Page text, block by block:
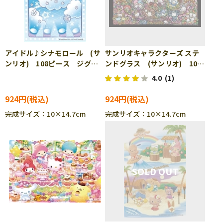
アイドル♪シナモロール (サ
ンリオ) 108ピース ジグソ
924円
完成サイズ：10×14.7cm
サンリオキャラクターズ ステ
ンドグラス (サンリオ) 108
ピース ジグソーパズル
BEV-M108-215
4.0 (1)
924円
完成サイズ：10×14.7cm